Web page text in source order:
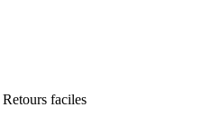
Retours faciles